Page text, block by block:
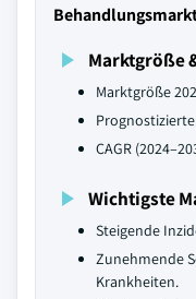
Marktgröße
Marktgröße
Prognostizierte
CAGR
Wichtigste
Steigende
Zunehmende
Krankheiten.